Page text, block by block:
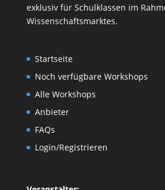
exklusiv für Schulklassen im
Wissenschaftsmarktes.
Startseite
Noch verfügbare Workshops
Alle Workshops
Anbieter
FAQs
Login/Registrieren